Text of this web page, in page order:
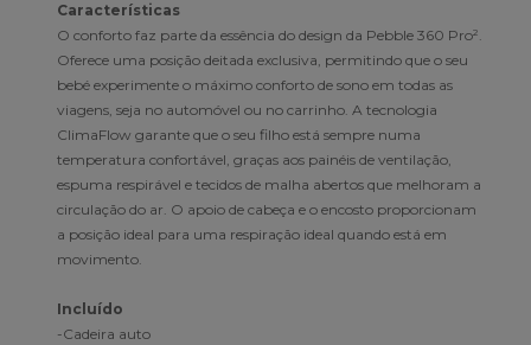
Características
O conforto faz parte da essência do design da Pebble 360 Pro².
Oferece uma posição deitada exclusiva, permitindo que o seu
bebé experimente o máximo conforto de sono em todas as
viagens, seja no automóvel ou no carrinho. A tecnologia
ClimaFlow garante que o seu filho está sempre numa
temperatura confortável, graças aos painéis de ventilação,
espuma respirável e tecidos de malha abertos que melhoram a
circulação do ar. O apoio de cabeça e o encosto proporcionam
a posição ideal para uma respiração ideal quando está em
movimento.
Incluído
-Cadeira auto